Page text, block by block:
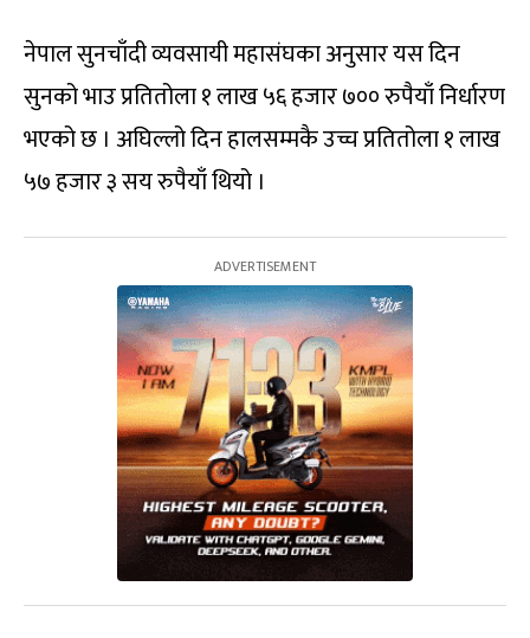
नेपाल सुनचाँदी व्यवसायी महासंघका अनुसार यस दिन
सुनको भाउ प्रतितोला १ लाख ५६ हजार ७०० रुपैयाँ निर्धारण
भएको छ । अघिल्लो दिन हालसम्मकै उच्च प्रतितोला १ लाख
५७ हजार ३ सय रुपैयाँ थियो ।